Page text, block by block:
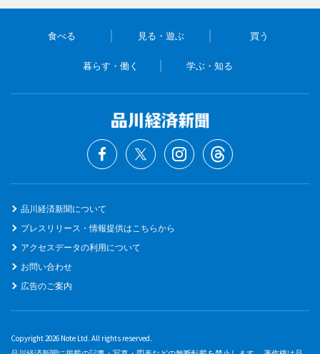
食べる 見る・遊ぶ 買う
暮らす・働く 学ぶ・知る
品川経済新聞について
プレスリリース・情報提供はこちらから
アクセスデータの利用について
お問い合わせ
広告のご案内
Copyright 2026 Note Ltd. All rights reserved.